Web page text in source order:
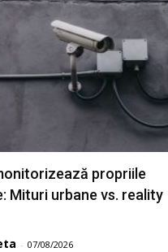
propriile
Mituri urbane vs. reality
- 07/08/2026